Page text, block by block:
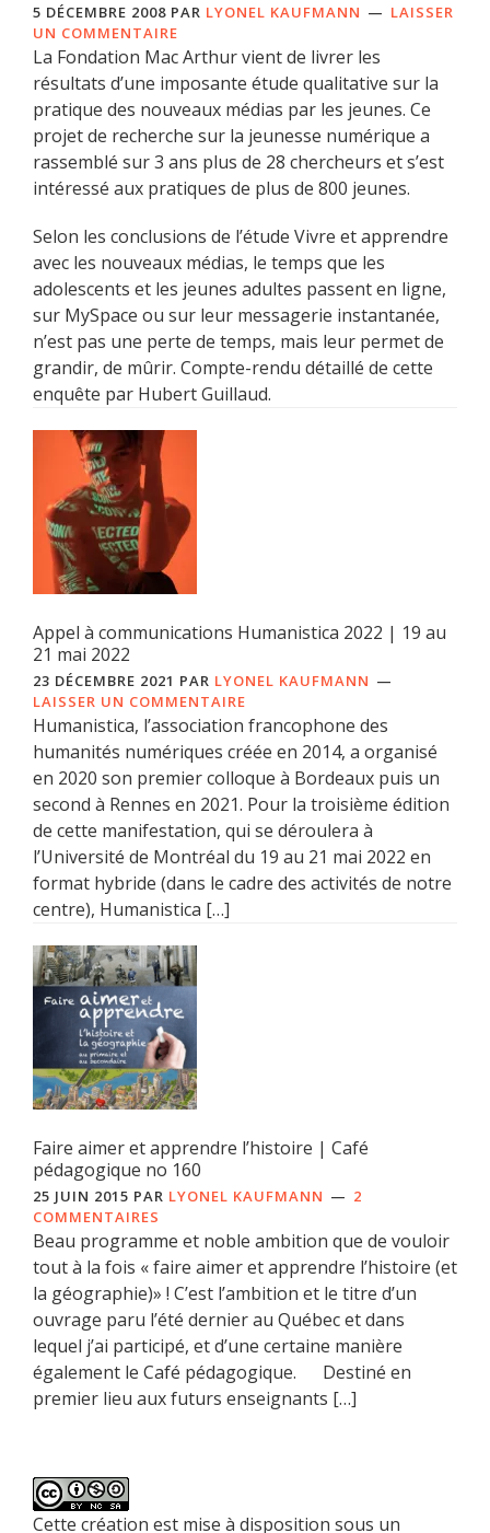
5 DÉCEMBRE 2008 PAR LYONEL KAUFMANN
LAISSER
UN COMMENTAIRE
La Fondation Mac Arthur vient de livrer les
résultats d’une imposante étude qualitative sur la
pratique des nouveaux médias par les jeunes. Ce
projet de recherche sur la jeunesse numérique a
rassemblé sur 3 ans plus de 28 chercheurs et s’est
intéressé aux pratiques de plus de 800 jeunes.
Selon les conclusions de l’étude Vivre et apprendre
avec les nouveaux médias, le temps que les
adolescents et les jeunes adultes passent en ligne,
sur MySpace ou sur leur messagerie instantanée,
n’est pas une perte de temps, mais leur permet de
grandir, de mûrir. Compte-rendu détaillé de cette
enquête par Hubert Guillaud.
Appel à communications Humanistica 2022 | 19 au
21 mai 2022
23 DÉCEMBRE 2021 PAR LYONEL KAUFMANN
LAISSER UN COMMENTAIRE
Humanistica, l’association francophone des
humanités numériques créée en 2014, a organisé
en 2020 son premier colloque à Bordeaux puis un
second à Rennes en 2021. Pour la troisième édition
de cette manifestation, qui se déroulera à
l’Université de Montréal du 19 au 21 mai 2022 en
format hybride (dans le cadre des activités de notre
centre), Humanistica […]
Faire aimer et apprendre l’histoire | Café
pédagogique no 160
25 JUIN 2015 PAR LYONEL KAUFMANN
2
COMMENTAIRES
Beau programme et noble ambition que de vouloir
tout à la fois « faire aimer et apprendre l’histoire (et
la géographie)» ! C’est l’ambition et le titre d’un
ouvrage paru l’été dernier au Québec et dans
lequel j’ai participé, et d’une certaine manière
également le Café pédagogique. Destiné en
premier lieu aux futurs enseignants […]
Cette création est mise à disposition sous un